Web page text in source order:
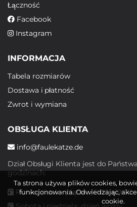
Łączność
Facebook
Instagram
INFORMACJA
Tabela rozmiarów
Dostawa i płatność
Zwrot i wymiana
OBSŁUGA KLIENTA
info@faulekatze.de
Dział Obsługi Klienta jest do
godzinach:
Poniedziałek - piątek: 10:00 - 19:00
Ta strona używa plików cookies,
funkcjonowania. Odwiedzając,
cookie.